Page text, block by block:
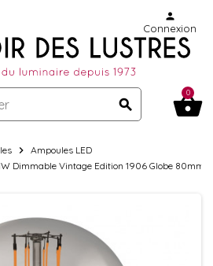
search
person
Connexion
shopping_basket
0
chevron_right Ampoules LED
Dimmable Vintage Edition 1906 Globe 80mm